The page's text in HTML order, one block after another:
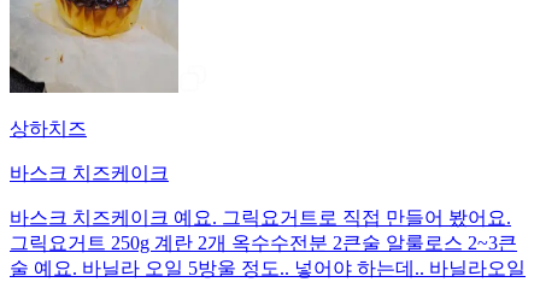
상하치즈
바스크 치즈케이크
바스크 치즈케이크 예요. 그릭요거트로 직접 만들어 봤어요.
그릭요거트 250g 계란 2개 옥수수전분 2큰술 알룰로스 2~3큰
술 예요. 바닐라 오일 5방울 정도.. 넣어야 하는데.. 바닐라오일